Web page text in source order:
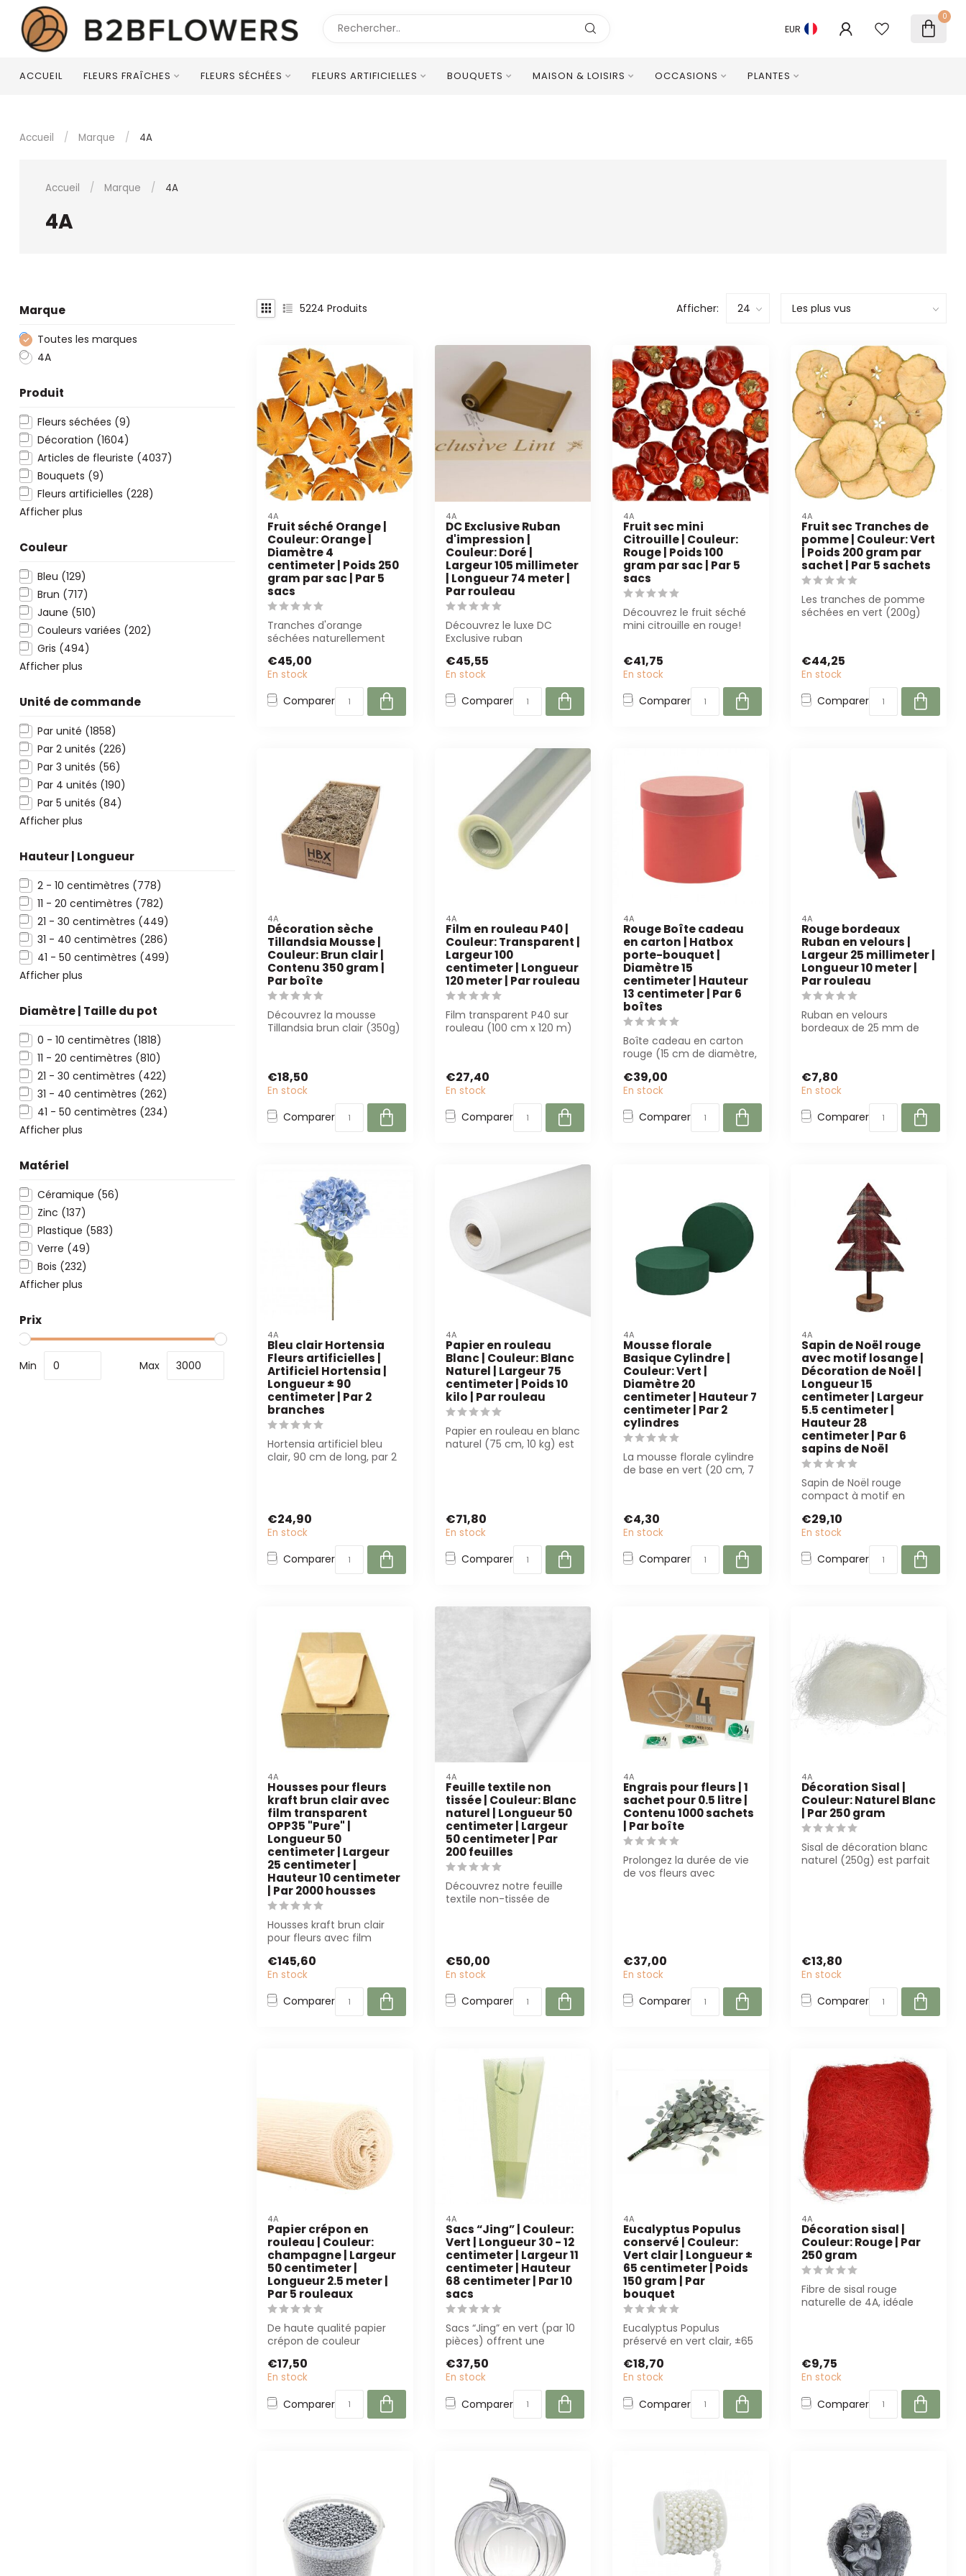
EUR
0
ACCUEIL FLEURS FRAÎCHES FLEURS SÉCHÉES FLEURS ARTIFICIELLES BOUQUETS MAISON & LOISIRS OCCASIONS PLANTES
Accueil / Marque / 4A
Accueil / Marque / 4A
4A
Marque
Toutes les marques
4A
Produit
Fleurs séchées (9)
Décoration (1604)
Articles de fleuriste (4037)
Bouquets (9)
Fleurs artificielles (228)
Afficher plus
Couleur
Bleu (129)
Brun (717)
Jaune (510)
Couleurs variées (202)
Gris (494)
Afficher plus
Unité de commande
Par unité (1858)
Par 2 unités (226)
Par 3 unités (56)
Par 4 unités (190)
Par 5 unités (84)
Afficher plus
Hauteur | Longueur
2 - 10 centimètres (778)
11 - 20 centimètres (782)
21 - 30 centimètres (449)
31 - 40 centimètres (286)
41 - 50 centimètres (499)
Afficher plus
Diamètre | Taille du pot
0 - 10 centimètres (1818)
11 - 20 centimètres (810)
21 - 30 centimètres (422)
31 - 40 centimètres (262)
41 - 50 centimètres (234)
Afficher plus
Matériel
Céramique (56)
Zinc (137)
Plastique (583)
Verre (49)
Bois (232)
Afficher plus
Prix
Min Max
5224 Produits Afficher:
4A
Fruit séché Orange |
Couleur: Orange |
Diamètre 4
centimeter | Poids 250
gram par sac | Par 5
sacs
Tranches d'orange
séchées naturellement
orange. Parfaites ...
€45,00
En stock
Comparer
4A
DC Exclusive Ruban
d'impression |
Couleur: Doré |
Largeur 105 millimeter
| Longueur 74 meter |
Par rouleau
Découvrez le luxe DC
Exclusive ruban
105 mm de large ...
€45,55
En stock
Comparer
4A
Fruit sec mini
Citrouille | Couleur:
Rouge | Poids 100
gram par sac | Par 5
sacs
Découvrez le fruit séché
mini citrouille en rouge!
€41,75
En stock
Comparer
4A
Fruit sec Tranches de
pomme | Couleur: Vert
| Poids 200 gram par
sachet | Par 5 sachets
Les tranches de pomme
séchées en vert (200g)
€44,25
En stock
Comparer
4A
Décoration sèche
Tillandsia Mousse |
Couleur: Brun clair |
Contenu 350 gram |
Par boîte
Découvrez la mousse
Tillandsia brun clair (350g)
€18,50
En stock
Comparer
4A
Film en rouleau P40 |
Couleur: Transparent |
Largeur 100
centimeter | Longueur
120 meter | Par rouleau
Film transparent P40 sur
rouleau (100 cm x 120 m)
€27,40
En stock
Comparer
4A
Rouge Boîte cadeau
en carton | Hatbox
porte-bouquet |
Diamètre 15
centimeter | Hauteur
13 centimeter | Par 6
boîtes
Boîte cadeau en carton
rouge (15 cm de diamètre,
présenta...
€39,00
En stock
Comparer
4A
Rouge bordeaux
Ruban en velours |
Largeur 25 millimeter |
Longueur 10 meter |
Par rouleau
Ruban en velours
bordeaux de 25 mm de
€7,80
En stock
Comparer
4A
Bleu clair Hortensia
Fleurs artificielles |
Artificiel Hortensia |
Longueur ± 90
centimeter | Par 2
branches
Hortensia artificiel bleu
clair, 90 cm de long, par 2
€24,90
En stock
Comparer
4A
Papier en rouleau
Blanc | Couleur: Blanc
Naturel | Largeur 75
centimeter | Poids 10
kilo | Par rouleau
Papier en rouleau en blanc
naturel (75 cm, 10 kg) est
€71,80
En stock
Comparer
4A
Mousse florale
Basique Cylindre |
Couleur: Vert |
Diamètre 20
centimeter | Hauteur 7
centimeter | Par 2
cylindres
La mousse florale cylindre
de base en vert (20 cm, 7
€4,30
En stock
Comparer
4A
Sapin de Noël rouge
avec motif losange |
Décoration de Noël |
Longueur 15
centimeter | Largeur
5.5 centimeter |
Hauteur 28
centimeter | Par 6
sapins de Noël
Sapin de Noël rouge
compact à motif en
cm). Parfait pou...
€29,10
En stock
Comparer
4A
Housses pour fleurs
kraft brun clair avec
film transparent
OPP35 "Pure" |
Longueur 50
centimeter | Largeur
25 centimeter |
Hauteur 10 centimeter
| Par 2000 housses
Housses kraft brun clair
pour fleurs avec film
pour embal...
€145,60
En stock
Comparer
4A
Feuille textile non
tissée | Couleur: Blanc
naturel | Longueur 50
centimeter | Largeur
50 centimeter | Par
200 feuilles
Découvrez notre feuille
textile non-tissée de
€50,00
En stock
Comparer
4A
Engrais pour fleurs | 1
sachet pour 0.5 litre |
Contenu 1000 sachets
| Par boîte
Prolongez la durée de vie
de vos fleurs avec
€37,00
En stock
Comparer
4A
Décoration Sisal |
Couleur: Naturel Blanc
| Par 250 gram
Sisal de décoration blanc
naturel (250g) est parfait
€13,80
En stock
Comparer
4A
Papier crépon en
rouleau | Couleur:
champagne | Largeur
50 centimeter |
Longueur 2.5 meter |
Par 5 rouleaux
De haute qualité papier
crépon de couleur
(50 cm x 2,5 m). ...
€17,50
En stock
Comparer
4A
Sacs “Jing” | Couleur:
Vert | Longueur 30 - 12
centimeter | Largeur 11
centimeter | Hauteur
68 centimeter | Par 10
sacs
Sacs “Jing” en vert (par 10
pièces) offrent une
pour f...
€37,50
En stock
Comparer
4A
Eucalyptus Populus
conservé | Couleur:
Vert clair | Longueur ±
65 centimeter | Poids
150 gram | Par
bouquet
Eucalyptus Populus
préservé en vert clair, ±65
par bouque...
€18,70
En stock
Comparer
4A
Décoration sisal |
Couleur: Rouge | Par
250 gram
Fibre de sisal rouge
naturelle de 4A, idéale
€9,75
En stock
Comparer